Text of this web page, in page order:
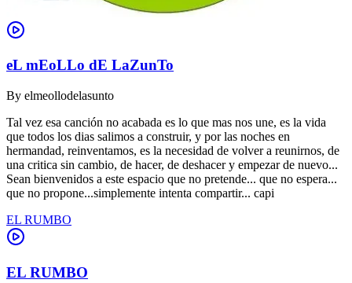
eL mEoLLo dE LaZunTo
By elmeollodelasunto
Tal vez esa canción no acabada es lo que mas nos une, es la vida
que todos los dias salimos a construir, y por las noches en
hermandad, reinventamos, es la necesidad de volver a reunirnos, de
una critica sin cambio, de hacer, de deshacer y empezar de nuevo...
Sean bienvenidos a este espacio que no pretende... que no espera...
que no propone...simplemente intenta compartir... capi
EL RUMBO
EL RUMBO